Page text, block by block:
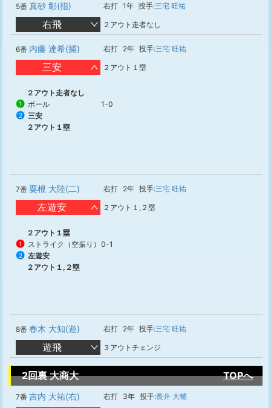
5番 真砂 彰(指) 右打 1年 投手:三宅 旺祐
右飛 ２アウト走者なし
6番 内藤 達希(捕) 右打 2年 投手:三宅 旺祐
三安 ２アウト１塁
２アウト走者なし
1 ボール 1-0
2
三安
２アウト１塁
7番 粟根 大陸(二) 右打 2年 投手:三宅 旺祐
左遊安 ２アウト１,２塁
２アウト１塁
1 ストライク（空振り） 0-1
2
左遊安
２アウト１,２塁
8番 春木 大知(遊) 右打 2年 投手:三宅 旺祐
遊飛 ３アウトチェンジ
2回裏 大商大 TOPへ
7番 吉内 大祐(右) 右打 3年 投手:長井 大輔